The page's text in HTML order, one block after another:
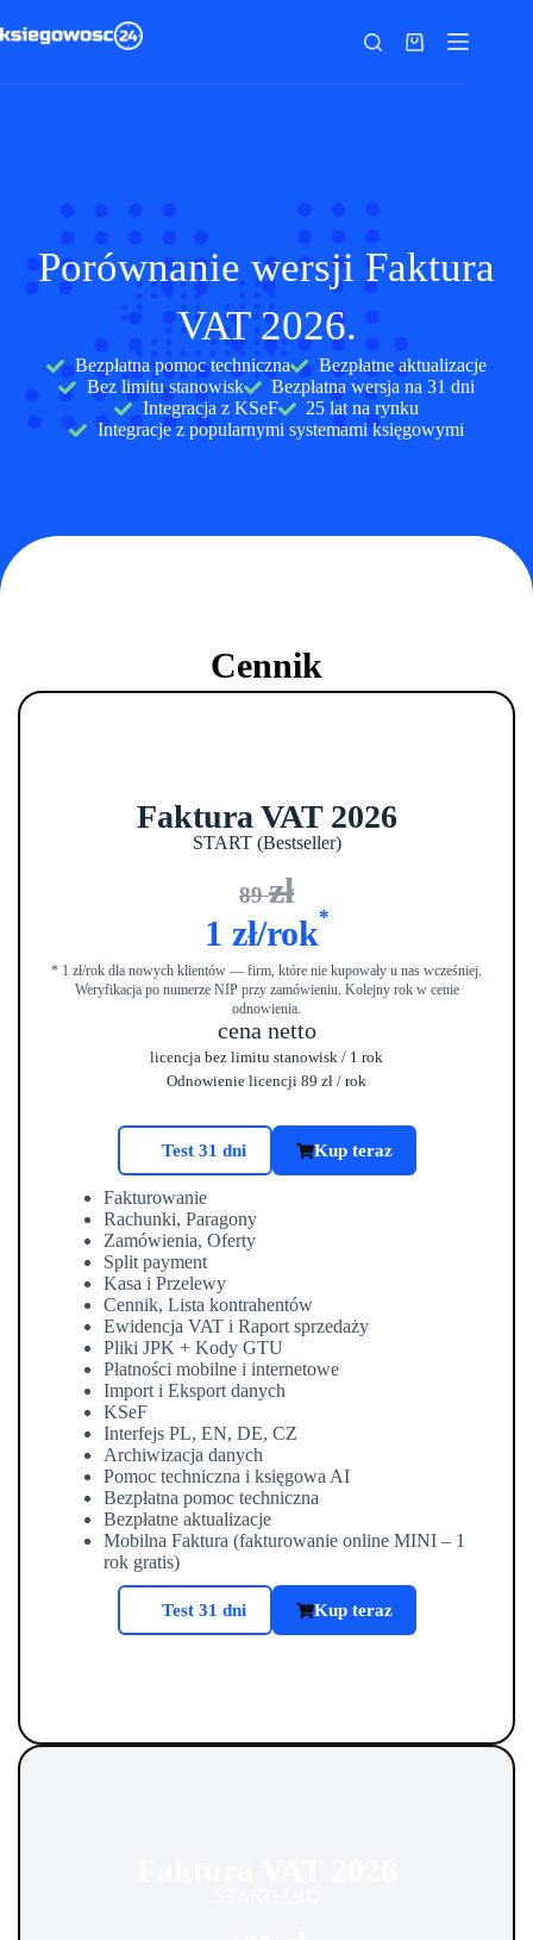
Porównanie wersji Faktura
VAT 2026.
Bezpłatna pomoc techniczna
Bezpłatne aktualizacje
Bez limitu stanowisk
Bezpłatna wersja na 31 dni
Integracja z KSeF
25 lat na rynku
Integracje z popularnymi systemami księgowymi
Cennik
Faktura VAT 2026
START (Bestseller)
89zł
1 zł/rok*
* 1 zł/rok dla nowych klientów — firm, które nie kupowały u nas wcześniej.
Weryfikacja po numerze NIP przy zamówieniu. Kolejny rok w cenie
odnowienia.
cena netto
licencja bez limitu stanowisk / 1 rok
Odnowienie licencji 89 zł / rok
Test 31 dni Kup teraz
Fakturowanie
Rachunki, Paragony
Zamówienia, Oferty
Split payment
Kasa i Przelewy
Cennik, Lista kontrahentów
Ewidencja VAT i Raport sprzedaży
Pliki JPK + Kody GTU
Płatności mobilne i internetowe
Import i Eksport danych
KSeF
Interfejs PL, EN, DE, CZ
Archiwizacja danych
Pomoc techniczna i księgowa AI
Bezpłatna pomoc techniczna
Bezpłatne aktualizacje
Mobilna Faktura (fakturowanie online MINI – 1
rok gratis)
Test 31 dni Kup teraz